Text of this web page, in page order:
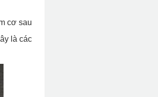
cơ sau
là các